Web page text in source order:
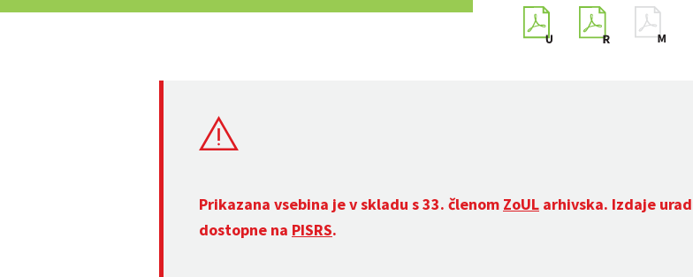
Prikazana vsebina je v skladu s 33. členom ZoUL arhivska. Izdaje
dostopne na PISRS.